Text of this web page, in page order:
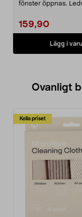
fönster öppnas.
159,90
Lägg i
Ovanligt
Kolla priset